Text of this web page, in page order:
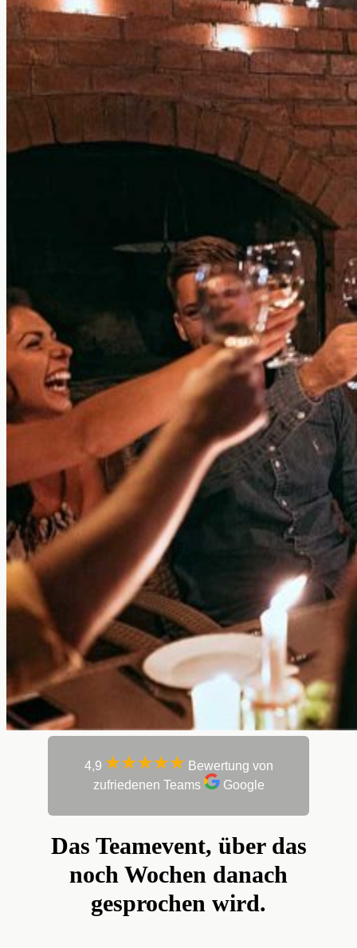
4,9
Bewertung von
zufriedenen Teams
Google
Das Teamevent, über das
noch Wochen danach
gesprochen wird.